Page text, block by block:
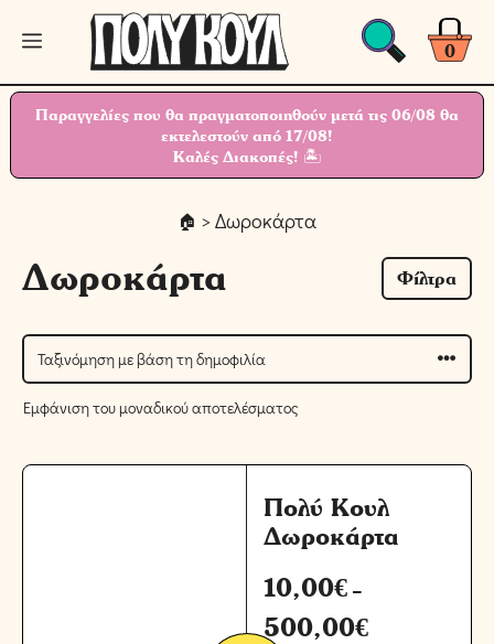
Μετάβαση
περιεχόμενο
0
Μενού
Παραγγελίες που θα πραγματοποιηθούν μετά τις 06/08 θα
εκτελεστούν από 17/08!
Καλές Διακοπές! 🏝
> Δωροκάρτα
Δωροκάρτα Φίλτρα
Εμφάνιση του μοναδικού αποτελέσματος
Πολύ Κουλ
Δωροκάρτα
10,00€ –
500,00€